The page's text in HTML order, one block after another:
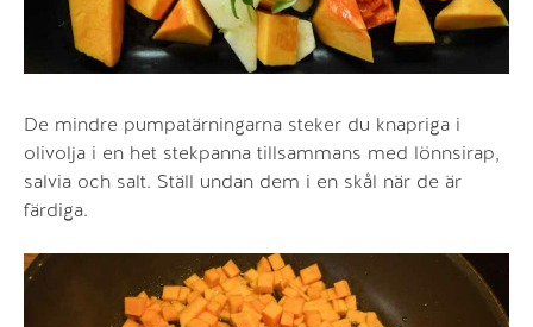
De mindre pumpatärningarna steker du knapriga i
olivolja i en het stekpanna tillsammans med lönnsirap,
salvia och salt. Ställ undan dem i en skål när de är
färdiga.